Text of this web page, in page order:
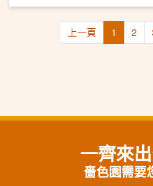
上一頁 1 2
一齊來
嗇色園需要